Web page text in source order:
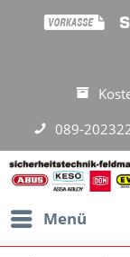
089-
Menü